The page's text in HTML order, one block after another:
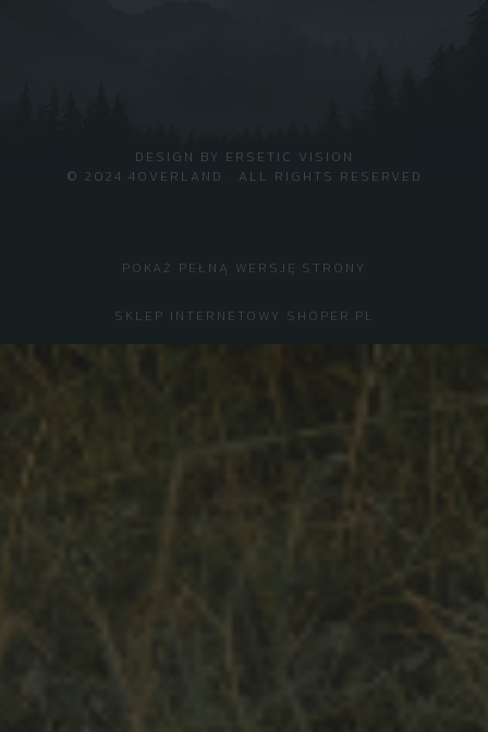
© 2024 4OVERLAND · ALL RIGHTS RESERVED
DESIGN BY ERSETIC VISION
POKAŻ PEŁNĄ WERSJĘ STRONY
SKLEP INTERNETOWY SHOPER.PL